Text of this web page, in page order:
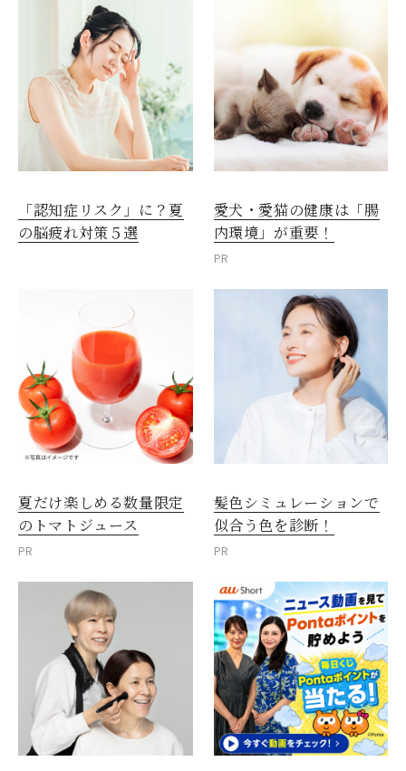
「認知症リスク」に？夏
の脳疲れ対策５選
愛犬・愛猫の健康は「腸
内環境」が重要！
PR
夏だけ楽しめる数量限定
のトマトジュース
PR
髪色シミュレーションで
似合う色を診断！
PR